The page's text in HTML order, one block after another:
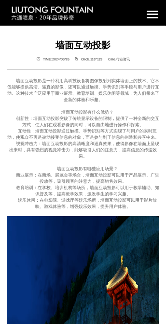
墙面互动投影
TIME:2024/03/26 Click.118°119 Cate.行业资讯
墙面互动投影是一种利用高科技设备将图像投射到实体墙面上的技术。它不
仅能够提供高清、逼真的影像，还可以通过触摸、手势识别等手段与用户进行互
动。这种技术广泛应用于商业展示、教育培训、娱乐休闲等领域，为人们带来了
全新的体验和乐趣。
墙面互动投影有什么优势？
创新性：墙面互动投影突破了传统显示设备的限制，提供了一种全新的交互
方式，使人们在观看影像的同时，可以自由地进行操作和探索。
互动性：墙面互动投影通过触摸、手势识别等方式实现了与用户的实时互
动，使观众不再是被动接受信息的对象，而是参与到了信息的创造和共享中来。
视觉冲击力：墙面互动投影的高清晰度和逼真效果，使得影像在墙面上呈现
出来时，具有强烈的视觉冲击力，能够吸引人们的注意力，提高信息的传递效
果。
墙面互动投影有哪些应用场景？
商业展示：在商场、展览会等场合，墙面互动投影可以用于产品展示、广告
投放等，吸引顾客的注意力，提高销售效果。
教育培训：在学校、培训机构等场所，墙面互动投影可以用于教学辅助、知
识普及等，提高教学效果，激发学生的学习兴趣。
娱乐休闲：在电影院、游戏厅等娱乐场所，墙面互动投影可以用于影片放
映、游戏体验等，增强娱乐效果，提升用户体验。